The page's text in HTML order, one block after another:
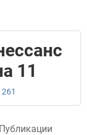
11
261
Публикации